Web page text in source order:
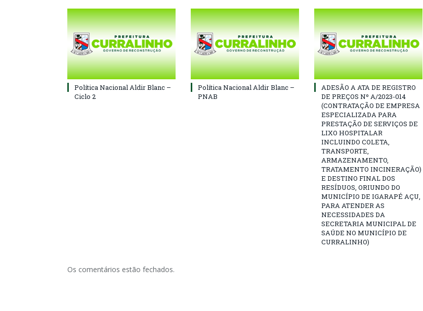
Política Nacional Aldir Blanc –
Ciclo 2
Política Nacional Aldir Blanc –
PNAB
ADESÃO A ATA DE REGISTRO
DE PREÇOS Nº A/2023-014
(CONTRATAÇÃO DE EMPRESA
ESPECIALIZADA PARA
PRESTAÇÃO DE SERVIÇOS DE
LIXO HOSPITALAR
INCLUINDO COLETA,
TRANSPORTE,
ARMAZENAMENTO,
TRATAMENTO INCINERAÇÃO)
E DESTINO FINAL DOS
RESÍDUOS, ORIUNDO DO
MUNICÍPIO DE IGARAPÉ AÇU,
PARA ATENDER AS
NECESSIDADES DA
SECRETARIA MUNICIPAL DE
SAÚDE NO MUNICÍPIO DE
CURRALINHO)
Os comentários estão fechados.